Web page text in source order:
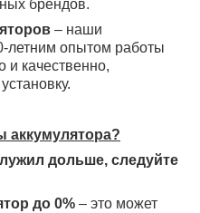
брендов.
– наши
летним опытом работы
и качественно,
аккумулятора?
дольше, следуйте
до 0% – это может